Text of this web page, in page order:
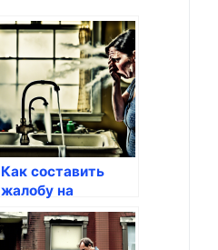
Как составить
жалобу на
перекрытие
горячей воды